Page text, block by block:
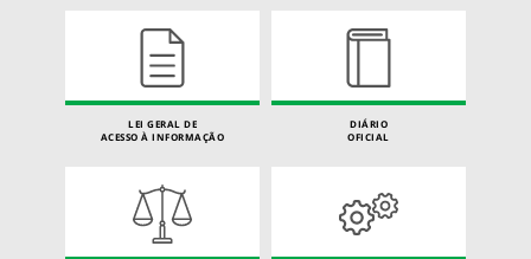
LEI GERAL DE
ACESSO À INFORMAÇÃO
DIÁRIO
OFICIAL